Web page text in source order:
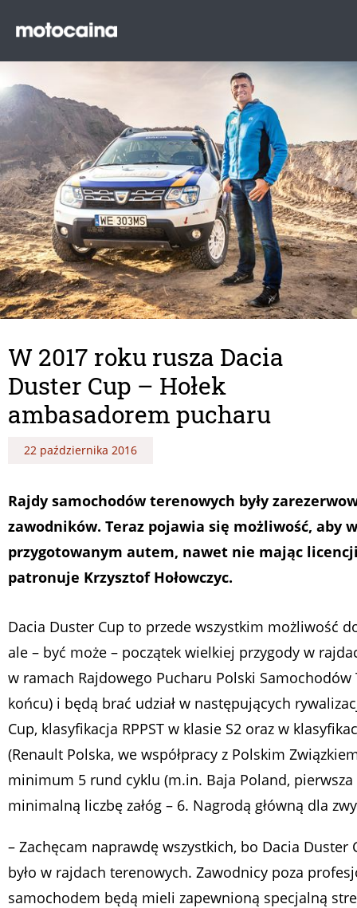
W 2017 roku rusza Dacia
Duster Cup – Hołek
ambasadorem pucharu
22 października 2016
Rajdy samochodów terenowych były
zawodników. Teraz pojawia się możliwość, aby
przygotowanym autem, nawet nie mając
patronuje Krzysztof Hołowczyc.
Dacia Duster Cup to przede wszystkim możliwość
ale – być może – początek wielkiej przygody w
w ramach Rajdowego Pucharu Polski
końcu) i będą brać udział w następujących
Cup, klasyfikacja RPPST w klasie S2 oraz w
(Renault Polska, we współpracy z Polskim
minimum 5 rund cyklu (m.in. Baja Poland,
minimalną liczbę załóg – 6. Nagrodą główną dla
– Zachęcam naprawdę wszystkich, bo Dacia
było w rajdach terenowych. Zawodnicy poza
samochodem będą mieli zapewnioną specjalną